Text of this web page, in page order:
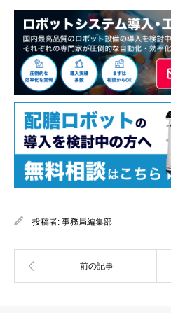
投稿者: 事務局編集部